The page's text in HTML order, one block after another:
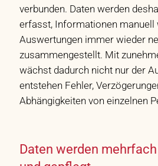
verbunden. Daten werden
erfasst, Informationen manuell
Auswertungen immer wieder
zusammengestellt. Mit
wächst dadurch nicht nur der
entstehen Fehler,
Abhängigkeiten von einzelnen
Daten werden